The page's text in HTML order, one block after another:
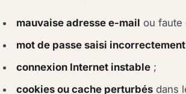
mauvaise adresse e-mail ou faute
mot de passe saisi incorrectement
connexion Internet instable ;
cookies ou cache perturbés dans